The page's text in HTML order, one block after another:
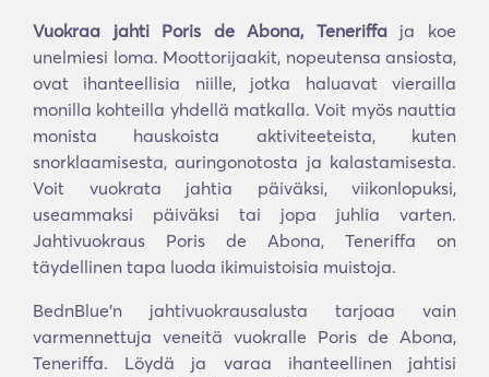
Vuokraa jahti Poris de Abona, Teneriffaja koe
unelmiesi loma. Moottorijaakit, nopeutensa ansiosta,
ovat ihanteellisia niille, jotka haluavat vierailla
monilla kohteilla yhdellä matkalla. Voit myös nauttia
monista hauskoista aktiviteeteista, kuten
snorklaamisesta, auringonotosta ja kalastamisesta.
Voit vuokrata jahtia päiväksi, viikonlopuksi,
useammaksi päiväksi tai jopa juhlia varten.
Jahtivuokraus Poris de Abona, Teneriffa on
täydellinen tapa luoda ikimuistoisia muistoja.
BednBlue'n jahtivuokrausalusta tarjoaa vain
varmennettuja veneitä vuokralle Poris de Abona,
Teneriffa. Löydä ja varaa ihanteellinen jahtisi